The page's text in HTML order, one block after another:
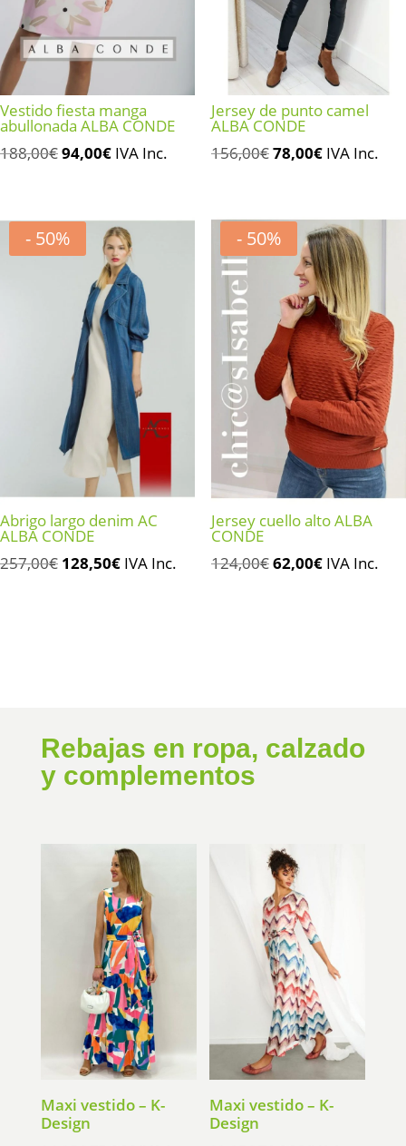
Vestido fiesta manga
abullonada ALBA CONDE
188,00€El
era:
188,00€.
94,00€El
es:
94,00€.
IVA Inc.
Jersey de punto camel
ALBA CONDE
156,00€El
era:
156,00€.
78,00€El
es:
78,00€.
IVA Inc.
- 50%
Abrigo largo denim AC
ALBA CONDE
257,00€ El
128,50€ElIVA Inc.
- 50%
Jersey cuello alto ALBA
CONDE
124,00€El
62,00€ElIVA Inc.
Rebajas en ropa, calzado
y complementos
Maxi vestido – K-
Design
Maxi vestido – K-
Design